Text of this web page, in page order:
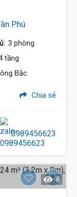
Phú
3 phòng
tầng
Bắc
Chia sẻ
0989456623
8